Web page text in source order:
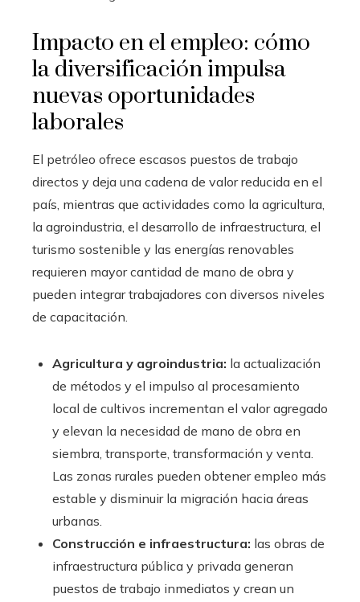
Impacto en el empleo: cómo
la diversificación impulsa
nuevas oportunidades
laborales
El petróleo ofrece escasos puestos de trabajo
directos y deja una cadena de valor reducida en el
país, mientras que actividades como la agricultura,
la agroindustria, el desarrollo de infraestructura, el
turismo sostenible y las energías renovables
requieren mayor cantidad de mano de obra y
pueden integrar trabajadores con diversos niveles
de capacitación.
Agricultura y agroindustria: la actualización
de métodos y el impulso al procesamiento
local de cultivos incrementan el valor agregado
y elevan la necesidad de mano de obra en
siembra, transporte, transformación y venta.
Las zonas rurales pueden obtener empleo más
estable y disminuir la migración hacia áreas
urbanas.
Construcción e infraestructura: las obras de
infraestructura pública y privada generan
puestos de trabajo inmediatos y crean un